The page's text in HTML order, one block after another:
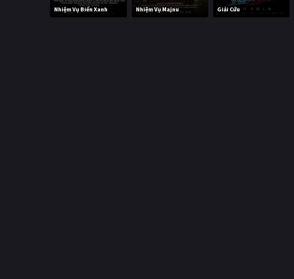
Nhiệm Vụ Biển Xanh Nhiệm Vụ Majnu Giải Cứu